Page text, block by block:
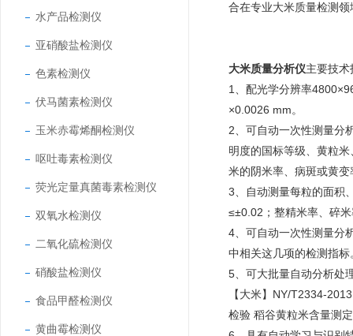
水产品检测仪
亚硝酸盐检测仪
色素检测仪
伏马菌素检测仪
玉米赤霉烯酮检测仪
呕吐毒素检测仪
荧光定量真菌毒素检测仪
双氧水检测仪
二氧化硫检测仪
硝酸盐检测仪
食品甲醛检测仪
黄曲霉检测仪
合在专业大米质量检测领
大米质量分析仪主要技术
1、配光学分辨率
×0.0026 mm。
2、可自动一次性测量分
明度的国标等级、黄粒
米的阴米率、病斑或黄
3、自动测量每粒的面积
≤±0.02；整精米率、碎
4、可自动一次性测量分
中相关这几项的检测指标
5、可大批量自动分析处
【大米】NY/T2334-
检验 稻谷黄粒米含量测